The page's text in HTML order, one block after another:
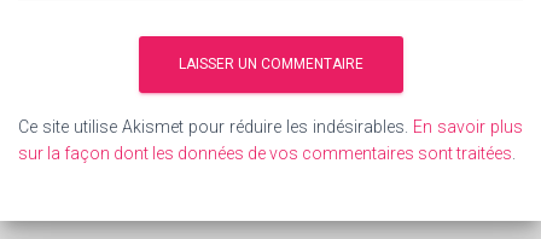
Ce site utilise Akismet pour réduire les indésirables. En savoir plus
sur la façon dont les données de vos commentaires sont traitées